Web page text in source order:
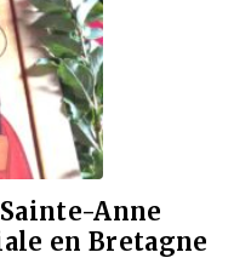
Anne
en Bretagne